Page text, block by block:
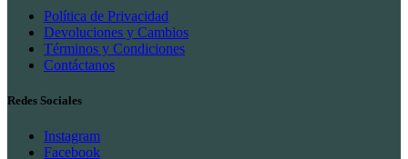
Política de Privacidad
Devoluciones y Cambios
Términos y Condiciones
Contáctanos
Redes Sociales
Instagram
Facebook